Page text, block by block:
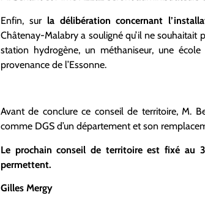
Enfin, sur la délibération concernant
Châtenay-Malabry a souligné qu’il ne souhaitait
station hydrogène, un méthaniseur, une
provenance de l’Essonne.
Avant de conclure ce conseil de territoire, M.
comme DGS d’un département et son
Le prochain conseil de territoire est fixé au
permettent.
Gilles Mergy